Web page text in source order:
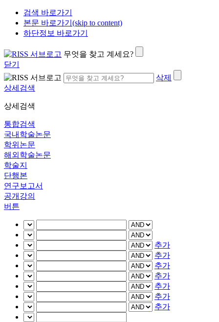
검색 바로가기
본문 바로가기(skip to content)
하단정보 바로가기
무엇을 찾고 계세요?
닫기
삭제
상세검색
상세검색
통합검색
국내학술논문
학위논문
해외학술논문
학술지
단행본
연구보고서
공개강의
버튼
추가
추가
추가
추가
추가
추가
추가